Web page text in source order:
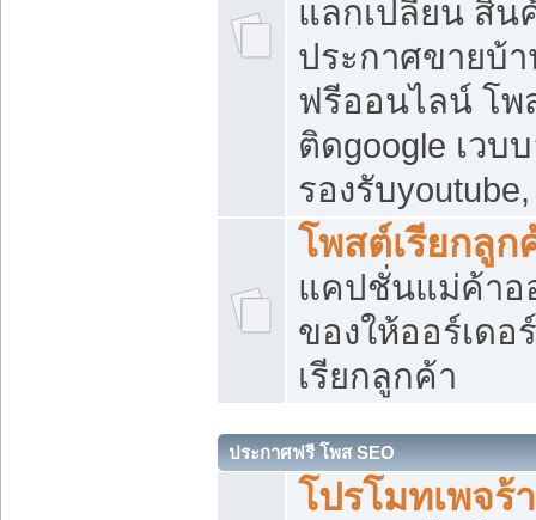
แลกเปลี่ยน สิน
ประกาศขายบ้
ฟรีออนไลน์ โพ
ติดgoogle เวบ
รองรับ
โพสต์เรียกลูก
แคปชั่นแม่ค้าอ
ของให้ออร์เดอ
เรียกลูกค้า
ประกาศฟรี โพส SEO
โปรโมทเพจร้